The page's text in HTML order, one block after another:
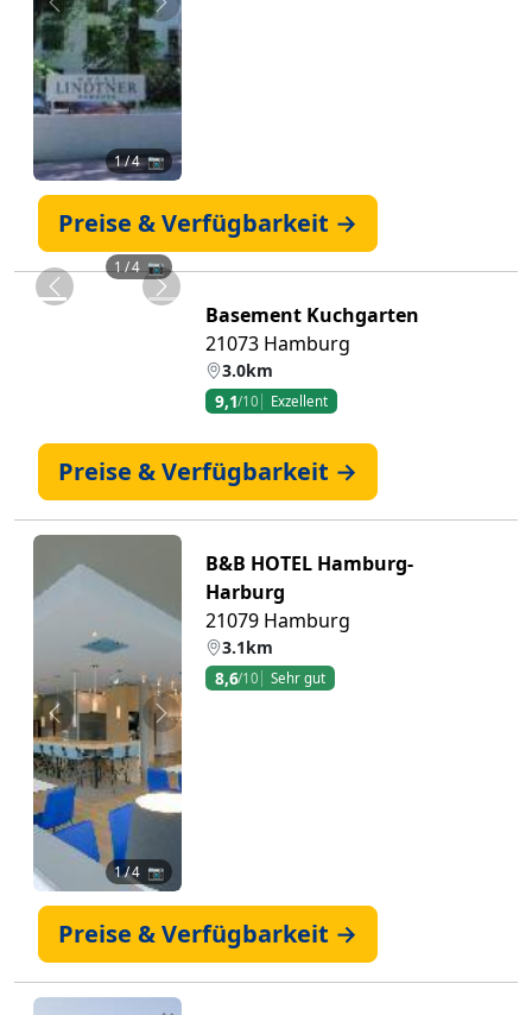
Zurück Weiter
1/ 4 📷
Preise & Verfügbarkeit →
Zurück Weiter
1/ 4 📷
Basement Kuchgarten
21073 Hamburg
3.0km
9,1/10 Exzellent
Preise & Verfügbarkeit →
Zurück Weiter
1/ 4 📷
B&B HOTEL Hamburg-
Harburg
21079 Hamburg
3.1km
8,6/10 Sehr gut
Preise & Verfügbarkeit →